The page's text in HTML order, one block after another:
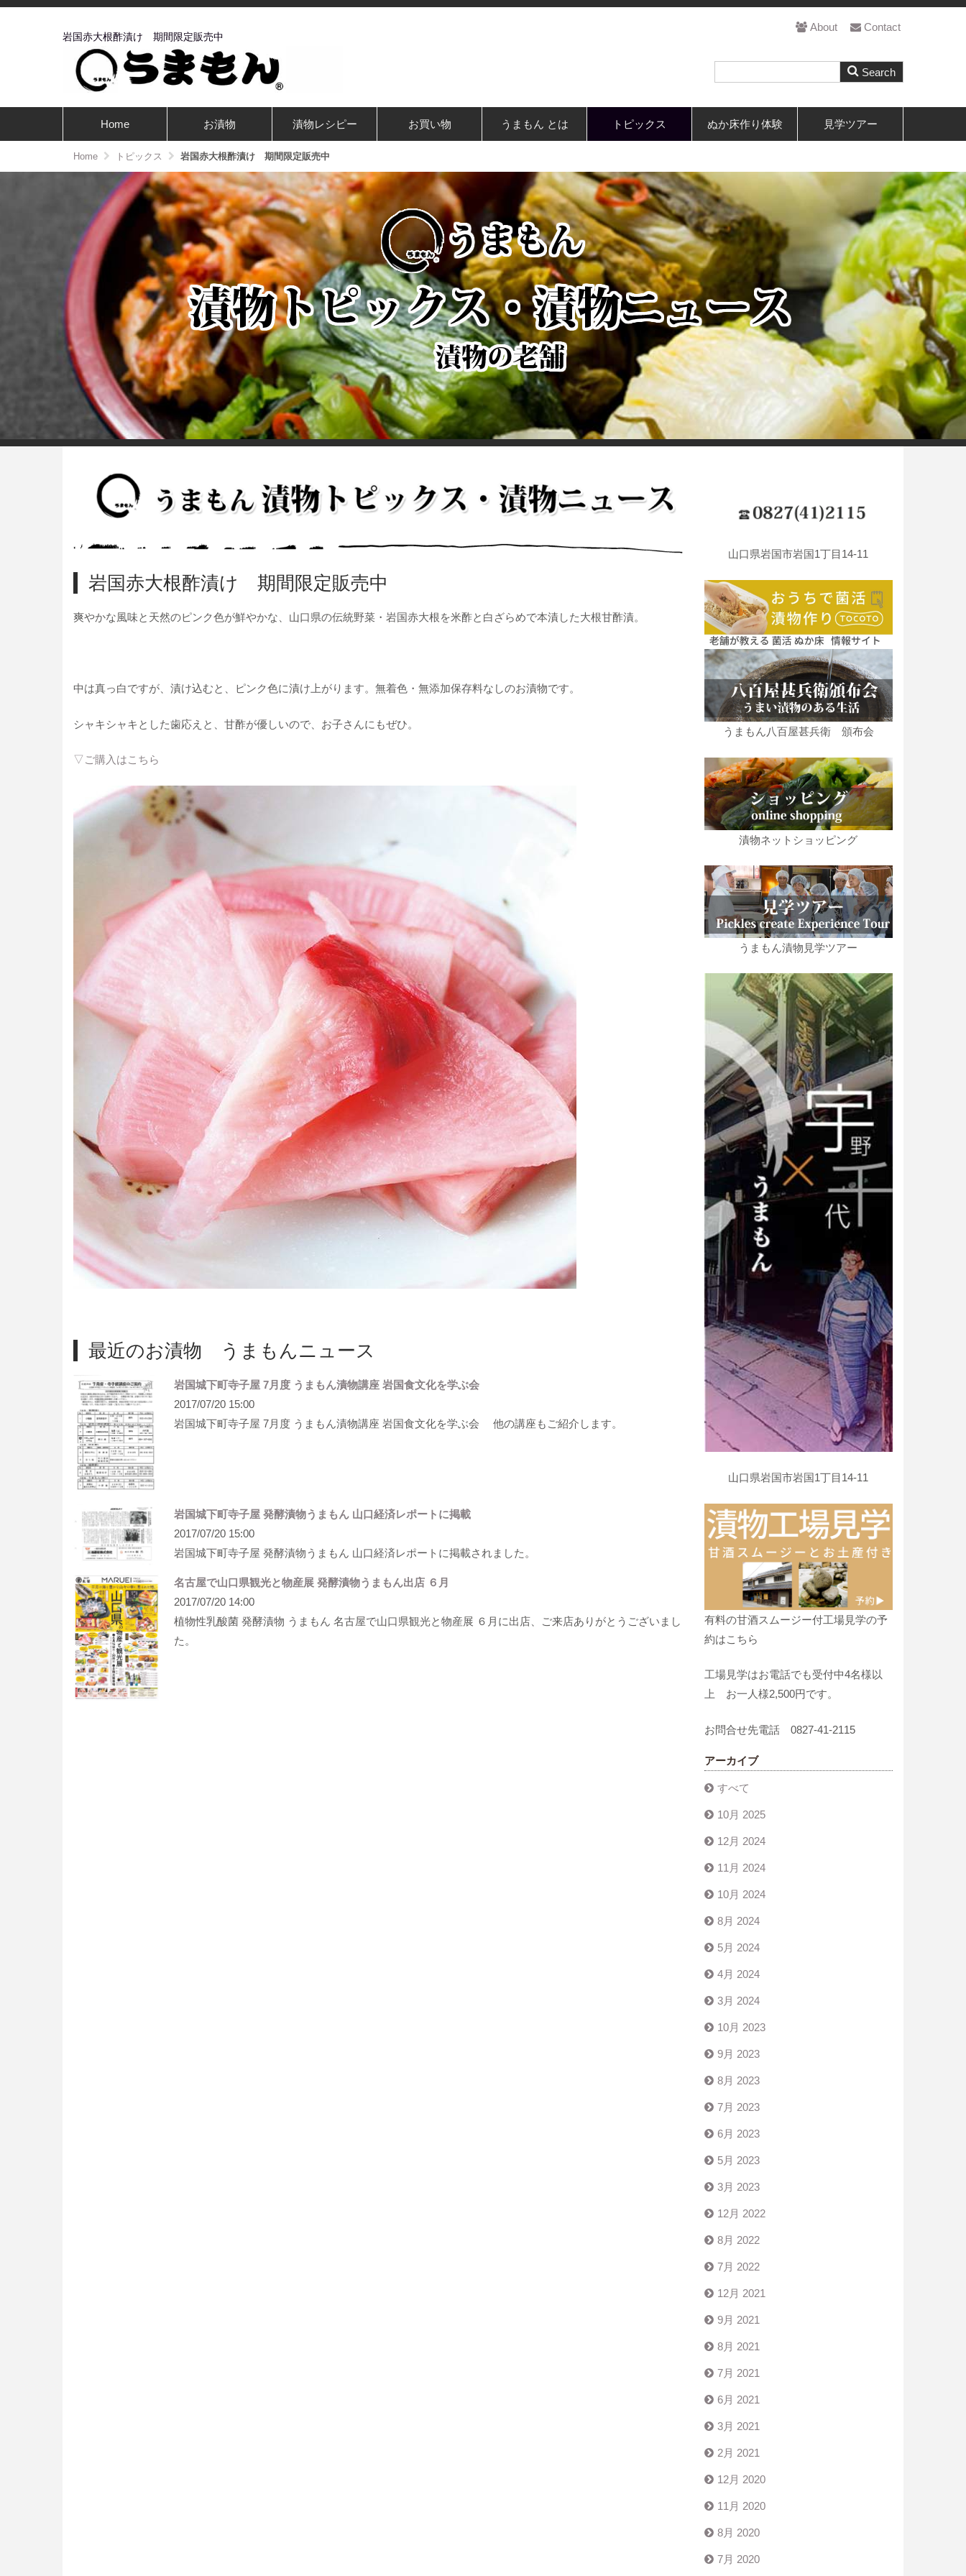
岩国赤大根酢漬け 期間限定販売中
About Contact
Home お漬物 漬物レシピー お買い物 うまもん とは トピックス ぬか床作り体験 見学ツアー
Home トピックス 岩国赤大根酢漬け 期間限定販売中
岩国赤大根酢漬け 期間限定販売中
爽やかな風味と天然のピンク色が鮮やかな、山口県の伝統野菜・岩国赤大根を米酢と白ざらめで本漬した大根甘酢漬。
中は真っ白ですが、漬け込むと、ピンク色に漬け上がります。無着色・無添加保存料なしのお漬物です。
シャキシャキとした歯応えと、甘酢が優しいので、お子さんにもぜひ。
▽ご購入はこちら
最近のお漬物 うまもんニュース
岩国城下町寺子屋 7月度 うまもん漬物講座 岩国食文化を学ぶ会
2017/07/20 15:00
岩国城下町寺子屋 7月度 うまもん漬物講座 岩国食文化を学ぶ会 他の講座もご紹介します。
岩国城下町寺子屋 発酵漬物うまもん 山口経済レポートに掲載
2017/07/20 15:00
岩国城下町寺子屋 発酵漬物うまもん 山口経済レポートに掲載されました。
名古屋で山口県観光と物産展 発酵漬物うまもん出店 ６月
2017/07/20 14:00
植物性乳酸菌 発酵漬物 うまもん 名古屋で山口県観光と物産展 ６月に出店、ご来店ありがとうございまし
た。
山口県岩国市岩国1丁目14-11
うまもん八百屋甚兵衛 頒布会
漬物ネットショッピング
うまもん漬物見学ツアー
山口県岩国市岩国1丁目14-11
有料の甘酒スムージー付工場見学の予
約はこちら
工場見学はお電話でも受付中4名様以
上 お一人様2,500円です。
お問合せ先電話 0827-41-2115
アーカイブ
すべて
10月 2025
12月 2024
11月 2024
10月 2024
8月 2024
5月 2024
4月 2024
3月 2024
10月 2023
9月 2023
8月 2023
7月 2023
6月 2023
5月 2023
3月 2023
12月 2022
8月 2022
7月 2022
12月 2021
9月 2021
8月 2021
7月 2021
6月 2021
3月 2021
2月 2021
12月 2020
11月 2020
8月 2020
7月 2020